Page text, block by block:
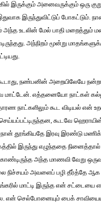
இருக்கும் அனைவருக்கும் ஒரு
இருந்துவிட்டுப்
உடலின் மேல் பாதி மறைத்தும்
அந்நிறம் மூன்று
நண்பனின் அறையிலேயே
மாட்டேன். எத்தனையோ நாட்கள்
நாட்களிலும் கூட விடியல் என்
கூடவே
தூங்கியதே இரவு இரண்டு
இருந்து எழுந்ததை
அந்த மாணவி வேறு
அவளைப் பழி தீர்த்தே ஆக
மாட்டி இருந்த என்
என் செல்போனையும் பைக்